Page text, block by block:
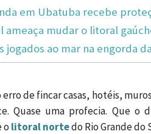
em Ubatuba recebe
ameaça mudar o litoral
jogados ao mar na engorda
de fincar casas, hotéis,
Quase uma profecia. Que o
o litoral nortedo Rio Grande